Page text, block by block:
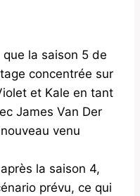
la saison 5 de
concentrée sur
et Kale en tant
James Van Der
venu
la saison 4,
prévu, ce qui